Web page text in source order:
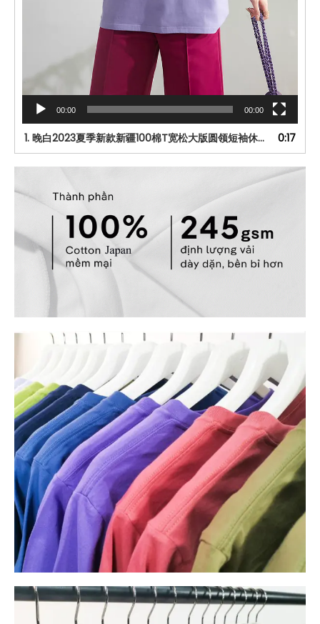
00:00 00:00
1. 晚白2023夏季新款新疆100棉T宽松大版圆领短袖休闲遮肉全棉T恤女-tmall.com天猫 0:17